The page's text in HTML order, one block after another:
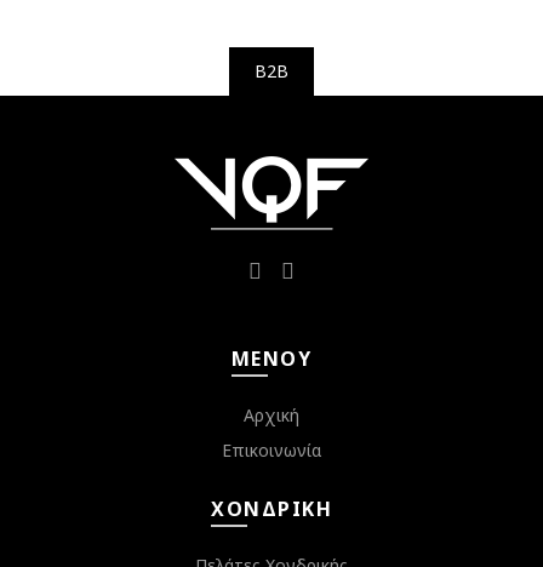
B2B
ΜΕΝΟΎ
Αρχική
Επικοινωνία
ΧΟΝΔΡΙΚΉ